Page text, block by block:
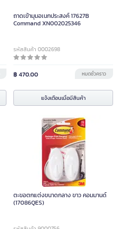
ถาดเข้ามุมอเนกประสงค์ 17627B
Command XN002025346
รหัสสินค้า 0002698
฿ 470.00 หมดชั่วคราว
แจ้งเตือนเมื่อมีสินค้า
ตะขอตกแต่งขนาดกลาง ขาว คอมมานด์
(17086QES)